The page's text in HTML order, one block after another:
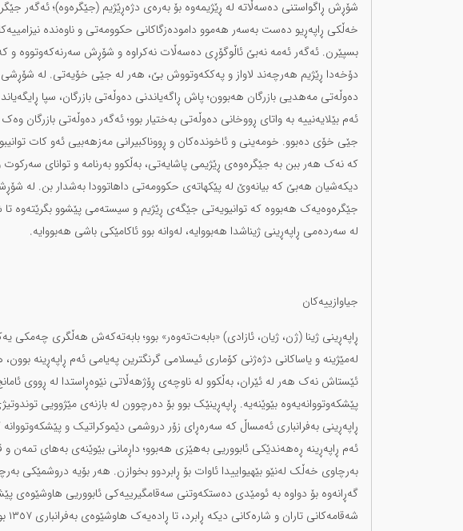
شۆڕش ڕاگواستنی دەسەڵاتە لە ڕێژیمەوە بۆ بەرەی دژەڕێژیم (جێگرەوە)؛ ئەگەر
خەڵکی ڕاپەڕیو دەست بەسەر هەموو دامودەزگاکانی حکوومەتی و ناوەندە
بسپێرن. ئەگەر ئەمە نەبێ ئاڵوگۆڕی دەسەڵات نەکراوە و شۆڕش سەرنەکەوتووە و
دەوڵەتی مەهدیی بازرگان هەبوون؛ پاش ڕاگەیاندنی دەوڵەتی بازرگان، سپا
ئەم بێلایەنییە بە واتای ڕووخانی دەوڵەتی بەختیار بوو؛ ئەگەر دەوڵەتی بازرگان
جێی خۆی دەبوو. خومەینی و ئاخوندەکان و ڕووناکبیرانی مەزهەبیی ئەو کات
کە نەک هەر ببن بە جێگرەوەی ڕێژیمی پاشایەتی، بەڵکوو بەرنامە و توانای
دیکەشیان هەبێ کە بیانەوێ لە پێکهاتەی حکوومەتی داهاتوودا بەشدار بن. لە
جێگرەوەیەک هەبووە کە توانیویەتی جێگەی ڕێژیم و سیستەمی پێشوو بگرێتەوە
لە سەردەمی ڕاپەڕینی ژیناشدا هەبووایە، لەوانە بوو ئاکامێکی باشی هەبووایە.
جیاوازییەکان
ڕاپەڕینی ژینا (ژن، ژیان، ئازادی) «بابەت‌تەوەر» بوو؛ بابەتەکەش هەڵگری چەمکی
لەمێژینە و یاساکانی دژەژنی کۆماری ئیسلامی گرنگترین پەیامی ئەم ڕاپەڕینە بوون،
ئێستاش نەک هەر لە ئێران، بەڵکوو لە ناوچەی ڕۆژهەڵاتی نێوەڕاستدا لە ڕووی
پێشکەوتووانەیەوە بێوێنەیە. ڕاپەڕینێک بوو بۆ دەرچوون لە بازنەی مێژوویی
ڕاپەڕینی بەفرانباری ئەمساڵ کە سەرەڕای زۆر دروشمی دێموکراتیک و
ئەم ڕاپەڕینە ڕەهەندێکی ئابووریی بەهێزی هەبوو؛ داڕمانی بێوێنەی بەهای تمەن
بەرچاوی خەڵک لەنێو بێهیواییدا ئاوات بۆ ڕابردوو بخوازن. هەر بۆیە دروشمێکی
گەڕانەوە بۆ دواوە بە ئومێدی دەستکەوتنی سەقامگیرییەکی ئابووریی هاوشێوەی